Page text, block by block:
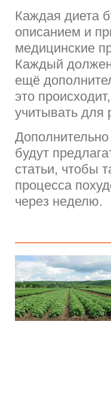
Каждая диета
описанием и
медицинские
Каждый должен
ещё
это
учитывать для
будут
статьи, чтобы
процесса
через неделю.